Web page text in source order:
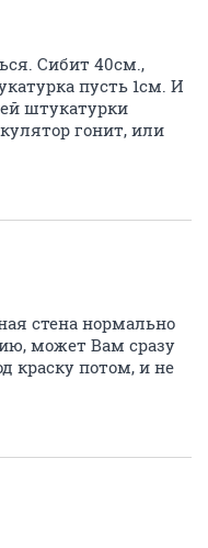
Сибит 40см.,
пусть 1см. И
штукатурки
гонит, или
стена нормально
может Вам сразу
краску потом, и не